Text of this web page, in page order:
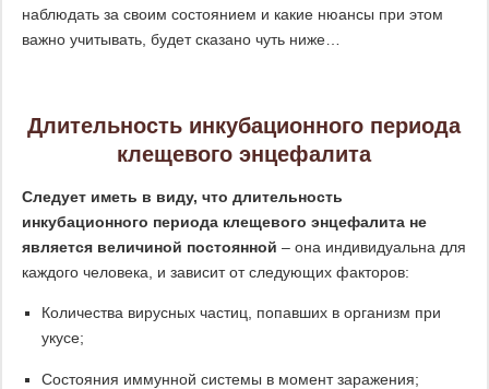
наблюдать за своим состоянием и какие нюансы при этом
важно учитывать, будет сказано чуть ниже…
Длительность инкубационного периода
клещевого энцефалита
Следует иметь в виду, что длительность
инкубационного периода клещевого энцефалита не
является величиной постоянной – она индивидуальна для
каждого человека, и зависит от следующих факторов:
Количества вирусных частиц, попавших в организм при
укусе;
Состояния иммунной системы в момент заражения;